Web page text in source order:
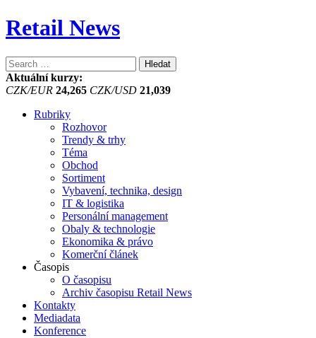
Retail News
Vyhledávání
Aktuální kurzy:
CZK/EUR 24,265 CZK/USD 21,039
Rubriky
Rozhovor
Trendy & trhy
Téma
Obchod
Sortiment
Vybavení, technika, design
IT & logistika
Personální management
Obaly & technologie
Ekonomika & právo
Komerční článek
Časopis
O časopisu
Archiv časopisu Retail News
Kontakty
Mediadata
Konference